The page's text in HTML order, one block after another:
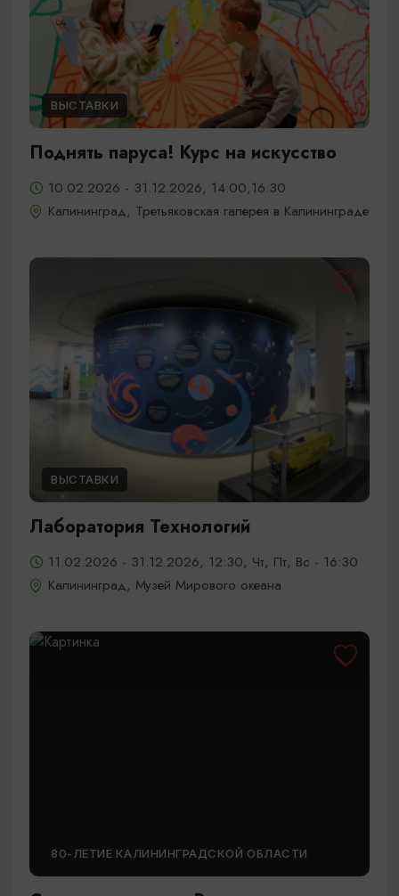
ВЫСТАВКИ
Поднять паруса! Курс на искусство
10.02.2026 - 31.12.2026, 14:00,16:30
Калининград, Третьяковская галерея в Калининграде
ВЫСТАВКИ
Лаборатория Технологий
11.02.2026 - 31.12.2026, 12:30, Чт, Пт, Вс - 16:30
Калининград, Музей Мирового океана
80-ЛЕТИЕ КАЛИНИНГРАДСКОЙ ОБЛАСТИ